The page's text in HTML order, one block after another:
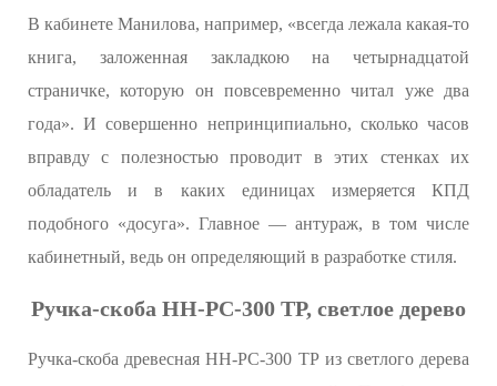
В кабинете Манилова, например, «всегда лежала какая-то
книга, заложенная закладкою на четырнадцатой
страничке, которую он повсевременно читал уже два
года». И совершенно непринципиально, сколько часов
вправду с полезностью проводит в этих стенках их
обладатель и в каких единицах измеряется КПД
подобного «досуга». Главное — антураж, в том числе
кабинетный, ведь он определяющий в разработке стиля.
Ручка-скоба НН-РС-300 ТР, светлое дерево
Ручка-скоба древесная НН-РС-300 ТР из светлого дерева